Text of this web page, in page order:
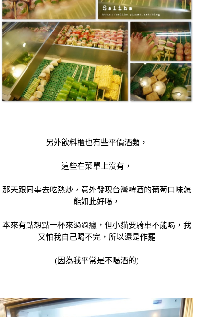
另外飲料櫃也有些平價酒類，
這些在菜單上沒有，
那天跟同事去吃熱炒，意外發現台灣啤酒的葡萄口味怎
能如此好喝，
本來有點想點一杯來過過癮，但小貓要騎車不能喝，我
又怕我自己喝不完，所以還是作罷
(因為我平常是不喝酒的)